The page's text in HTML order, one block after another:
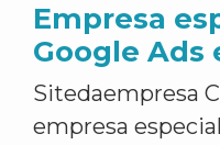
Empresa
Google Ads
Sitedaempresa
empresa